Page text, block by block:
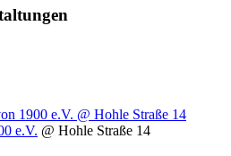
1900 e.V. @ Hohle Straße 14
e.V. @ Hohle Straße 14